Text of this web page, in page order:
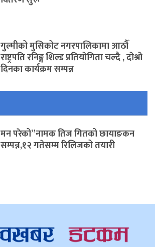
गुल्मीको मुसिकोट नगरपालिकामा आठौँ
राष्ट्रपति रनिङ्ग शिल्ड प्रतियोगिता चल्दै , दोश्रो
दिनका कार्यक्रम सम्पन्न
मन परेको”नामक तिज गितको छायाङकन
सम्पन्न,१२ गतेसम्म रिलिजको तयारी